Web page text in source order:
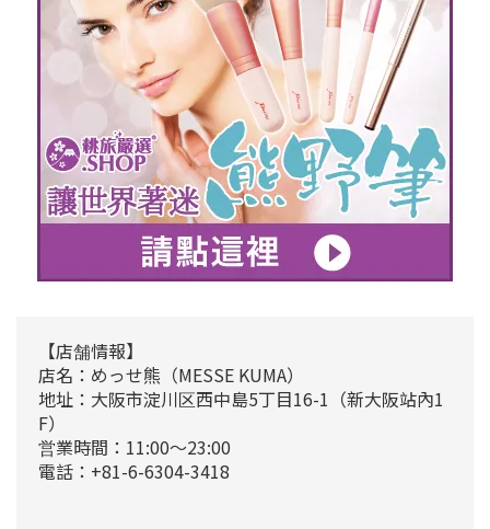
【店舗情報】
店名：めっせ熊（MESSE KUMA）
地址：大阪市淀川区西中島5丁目16-1（新大阪站內1
F）
営業時間：11:00～23:00
電話：+81-6-6304-3418